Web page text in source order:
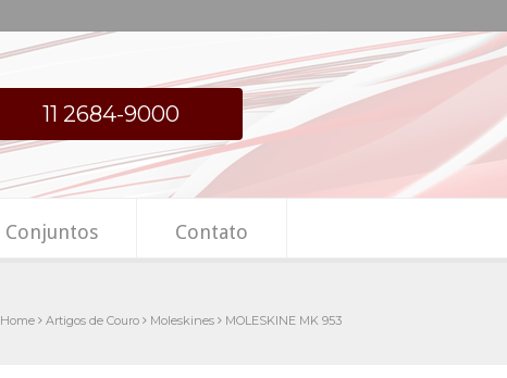
11 2684-9000
Conjuntos Contato
Home Artigos de Couro Moleskines MOLESKINE MK 953